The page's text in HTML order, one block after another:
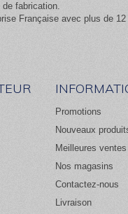
fabrication.
Française avec plus de
Promotions
Nouveaux
Meilleures ventes
Nos magasins
Contactez-nous
Livraison